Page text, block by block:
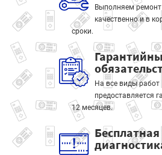
Выполняем ремонт
качественно и в
сроки.
На все виды работ
предоставляется
12 месяцев.
Бесплатная